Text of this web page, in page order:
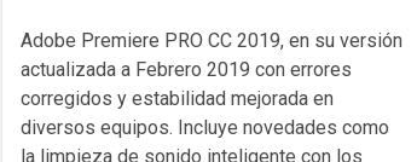
Adobe Premiere PRO CC 2019, en su versión
actualizada a Febrero 2019 con errores
corregidos y estabilidad mejorada en
diversos equipos. Incluye novedades como
la limpieza de sonido inteligente con los